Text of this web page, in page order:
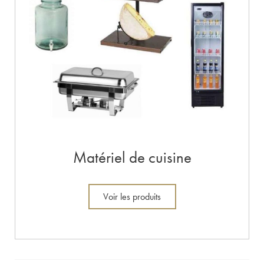
Matériel de cuisine
Voir les produits